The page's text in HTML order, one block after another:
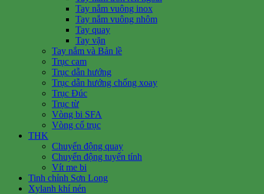
Tay nắm vuông inox
Tay nắm vuông nhôm
Tay quay
Tay vặn
Tay nắm và Bản lề
Trục cam
Trục dẫn hướng
Trục dẫn hướng chống xoay
Trục Đúc
Trục từ
Vòng bi SFA
Vòng cổ trục
THK
Chuyển động quay
Chuyển động tuyến tính
Vít me bi
Tinh chỉnh Sơn Long
Xylanh khí nén